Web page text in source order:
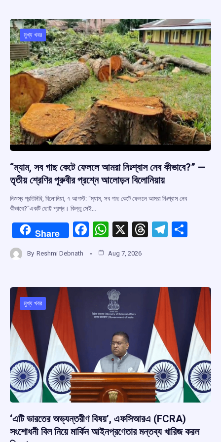
o
o
k
A
p
p
d
s
a
m
মুখ্য খবর
“ম্যাম, সব গাছ কেটে ফেললে আমরা নিঃশ্বাস নেব কীভাবে?” —
তৃতীয় শ্রেণির পূরুবীর প্রশ্নে আলোড়ন বিলোনিয়ায়
নিজস্ব প্রতিনিধি, বিলোনিয়া, ৭ আগস্ট: “ম্যাম, সব গাছ কেটে ফেললে আমরা নিঃশ্বাস নেব
কীভাবে?“একটি ছোট্ট প্রশ্ন। কিন্তু সেই…
Share
F
ce
o
o
k
W
at
A
p
p
X
T
d
s
T
a
m
By Reshmi Debnath Aug 7, 2026
মুখ্য খবর
‘এটি ভারতের অভ্যন্তরীণ বিষয়’, এফসিআরএ (FCRA)
সংশোধনী বিল নিয়ে মার্কিন আইনপ্রণেতার মন্তব্য খারিজ করল